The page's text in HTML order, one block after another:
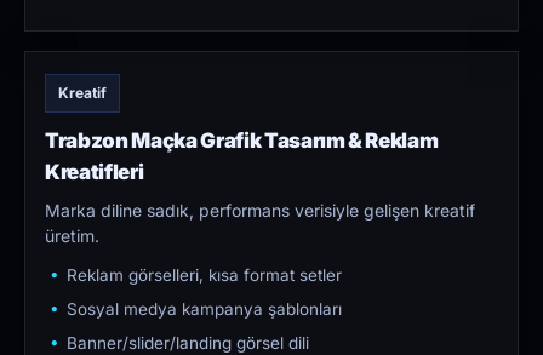
Kreatif
Trabzon Maçka Grafik Tasarım & Reklam
Kreatifleri
Marka diline sadık, performans verisiyle gelişen kreatif
üretim.
Reklam görselleri, kısa format setler
Sosyal medya kampanya şablonları
Banner/slider/landing görsel dili